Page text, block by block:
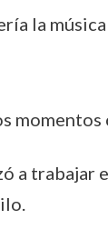
la
a trabajar